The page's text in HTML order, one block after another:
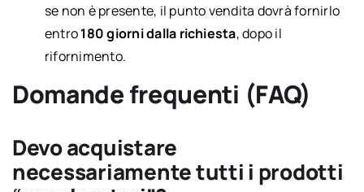
se non è presente, il punto vendita dovrà fornirlo
entro180 giorni dalla richiesta, dopo il
rifornimento.
Domande frequenti (FAQ)
Devo acquistare
necessariamente tutti i prodotti